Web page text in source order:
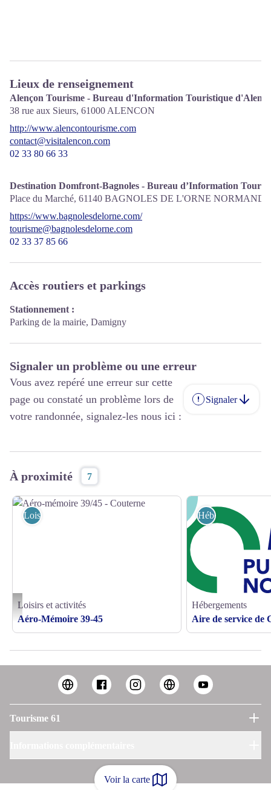
Voir la carte
Lieux de renseignement
Alençon Tourisme - Bureau d'Information Touristique
38 rue aux Sieurs, 61000 ALENCON
http://www.alencontourisme.com
contact@visitalencon.com
02 33 80 66 33
Destination Domfront-Bagnoles - Bureau d’Information
Place du Marché, 61140 BAGNOLES DE L'ORNE
https://www.bagnolesdelorne.com/
tourisme@bagnolesdelorne.com
02 33 37 85 66
Accès routiers et parkings
Stationnement :
Parking de la mairie, Damigny
Signaler un problème ou une erreur
Vous avez repéré une erreur sur cette
page ou constaté un problème lors de
votre randonnée, signalez-les nous ici :
Signaler
À proximité 7
Aéro-mémoire 39/45 - Couterne - ©Aéromémoire 39-45
Loisirs et activités
Loisirs et activités
Aéro-Mémoire 39-45
Hébergements
Hébergements
Aire de service de
Tourisme 61